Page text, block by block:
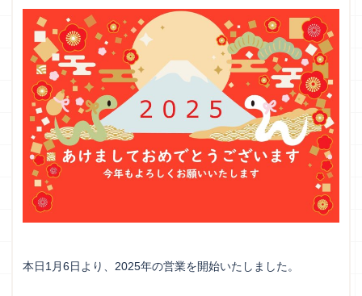
本日1月6日より、2025年の営業を開始いたしました。